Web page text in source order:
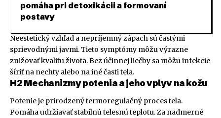
pomáha pri detoxikácii a formovaní
postavy
Neestetický vzhľad a nepríjemný zápach sú častými
sprievodnými javmi. Tieto symptómy môžu výrazne
znižovať kvalitu života. Bez účinnej liečby sa môžu infekcie
šíriť na nechty alebo na iné časti tela.
H2 Mechanizmy potenia a jeho vplyv na kožu
Potenie je prirodzený termoregulačný proces tela.
Pomáha udržiavať stabilnú telesnú teplotu. Za nadmerné